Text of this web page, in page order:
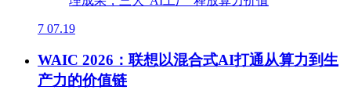
7 07.19
WAIC 2026：联想以混合式AI打通从算力到生
产力的价值链